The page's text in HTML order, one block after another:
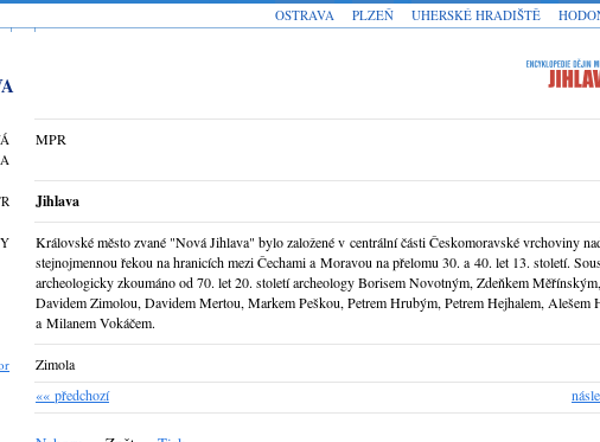
MPR
Jihlava
Královské město zvané "Nová Jihlava" bylo založené v centrální části Českomoravské vrchoviny
stejnojmennou řekou na hranicích mezi Čechami a Moravou na přelomu 30. a 40. let 13. století.
archeologicky zkoumáno od 70. let 20. století archeology Borisem Novotným, Zdeňkem Měřínským,
Davidem Zimolou, Davidem Mertou, Markem Peškou, Petrem Hrubým, Petrem Hejhalem, Alešem
a Milanem Vokáčem.
Zimola
«« předchozí
UHERSKÉ HRADIŠTĚ
PLZEŇ
OSTRAVA